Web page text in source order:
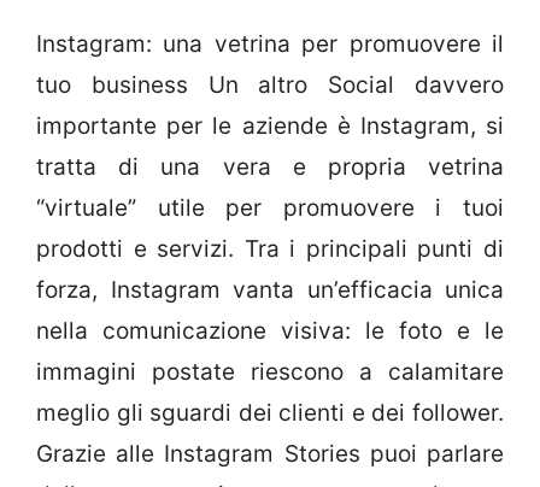
Instagram: una vetrina per promuovere il
tuo business Un altro Social davvero
importante per le aziende è Instagram, si
tratta di una vera e propria vetrina
“virtuale” utile per promuovere i tuoi
prodotti e servizi. Tra i principali punti di
forza, Instagram vanta un’efficacia unica
nella comunicazione visiva: le foto e le
immagini postate riescono a calamitare
meglio gli sguardi dei clienti e dei follower.
Grazie alle Instagram Stories puoi parlare